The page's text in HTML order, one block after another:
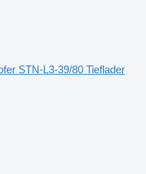
STN-L3-39/80 Tieflader